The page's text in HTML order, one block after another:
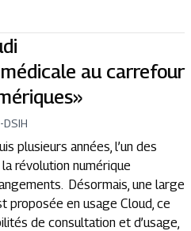
au carrefour
-DSIH
plusieurs années, l’un des
révolution numérique
Désormais, une large
proposée en usage Cloud, ce
de consultation et d’usage,